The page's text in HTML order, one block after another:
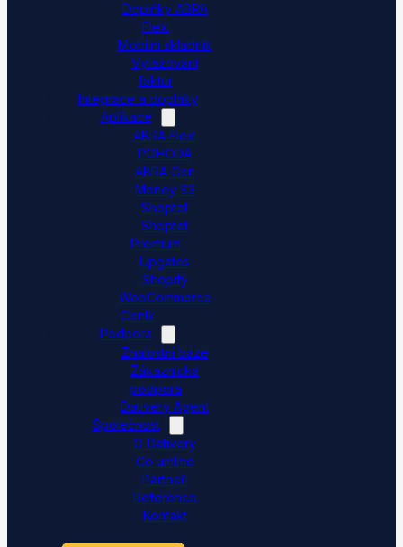
Doplňky ABRA
Flexi
Mobilní skladník
Vytěžování
faktur
Integrace a doplňky
Aplikace
ABRA Flexi
POHODA
ABRA Gen
Money S3
Shoptet
Shoptet
Premium
Upgates
Shopify
WooCommerce
Ceník
Podpora
Znalostní báze
Zákaznická
podpora
Dativery Agent
Společnost
O Dativery
Co umíme
Partneři
Reference
Kontakt